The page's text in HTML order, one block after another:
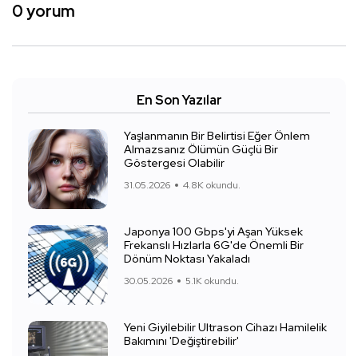
0 yorum
En Son Yazılar
Yaşlanmanın Bir Belirtisi Eğer Önlem
Almazsanız Ölümün Güçlü Bir
Göstergesi Olabilir
31.05.2026 4.8K okundu.
Japonya 100 Gbps'yi Aşan Yüksek
Frekanslı Hızlarla 6G'de Önemli Bir
Dönüm Noktası Yakaladı
30.05.2026 5.1K okundu.
Yeni Giyilebilir Ultrason Cihazı Hamilelik
Bakımını 'Değiştirebilir'